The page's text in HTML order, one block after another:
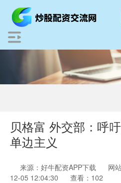
贝格富 外交部：呼
单边主义
来源：好牛配资APP下载 网
12-05 12:04:30
查看：102